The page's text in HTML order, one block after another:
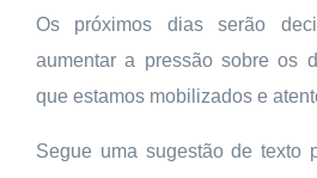
Os próximos dias serão
aumentar a pressão sobre os
que estamos mobilizados e
Segue uma sugestão de texto